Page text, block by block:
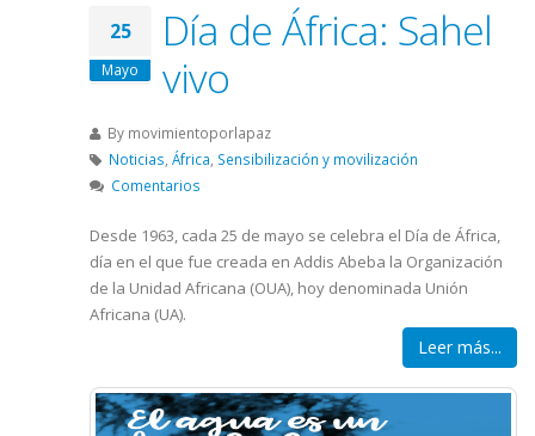
25
Mayo
Día de África: Sahel
vivo
By movimientoporlapaz
Noticias África Sensibilización y movilización
Comentarios
Desde 1963, cada 25 de mayo se celebra el Día de África,
día en el que fue creada en Addis Abeba la Organización
de la Unidad Africana (OUA), hoy denominada Unión
Africana (UA).
Leer más...